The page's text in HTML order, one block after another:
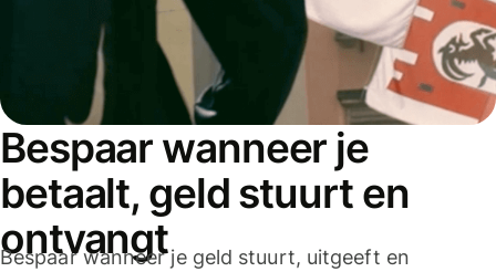
Bespaar wanneer je
betaalt, geld stuurt en
ontvangt
Bespaar wanneer je geld stuurt, uitgeeft en